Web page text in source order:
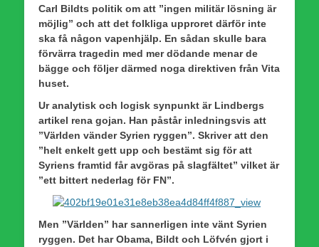
Carl Bildts politik om att ”ingen militär lösning är
möjlig” och att det folkliga upproret därför inte
ska få någon vapenhjälp. En sådan skulle bara
förvärra tragedin med mer dödande menar de
bägge och följer därmed noga direktiven från Vita
huset.
Ur analytisk och logisk synpunkt är Lindbergs
artikel rena gojan. Han påstår inledningsvis att
”Världen vänder Syrien ryggen”. Skriver att den
”helt enkelt gett upp och bestämt sig för att
Syriens framtid får avgöras på slagfältet” vilket är
”ett bittert nederlag för FN”.
Men ”Världen” har sannerligen inte vänt Syrien
ryggen. Det har Obama, Bildt och Löfvén gjort i